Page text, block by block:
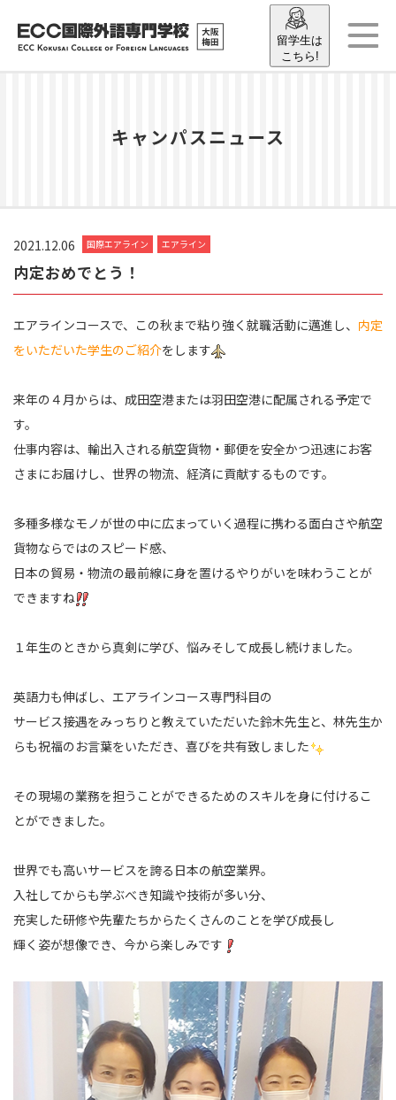
留学生は
こちら!
キャンパスニュース
2021.12.06 国際エアライン エアライン
内定おめでとう！
エアラインコースで、この秋まで粘り強く就職活動に邁進し、 内定
をいただいた学生のご紹介をします
来年の４月からは、成田空港または羽田空港に配属される予定で
す。
仕事内容は、輸出入される航空貨物・郵便を安全かつ迅速にお客
さまにお届けし、 世界の物流、経済に貢献するものです。
多種多様なモノが世の中に広まっていく過程に携わる面白さや航空
貨物ならではのスピード感、
日本の貿易・物流の最前線に身を置けるやりがいを味わうことが
できますね
１年生のときから真剣に学び、悩みそして成長し続けました。
英語力も伸ばし、エアラインコース専門科目の
サービス接遇をみっちりと教えていただいた鈴木先生と、林先生か
らも祝福のお言葉をいただき、喜びを共有致しました
その現場の業務を担うことができるためのスキルを身に付けるこ
とができました。
世界でも高いサービスを誇る日本の航空業界。
入社してからも学ぶべき知識や技術が多い分、
充実した研修や先輩たちからたくさんのことを学び成長し
輝く姿が想像でき、今から楽しみです